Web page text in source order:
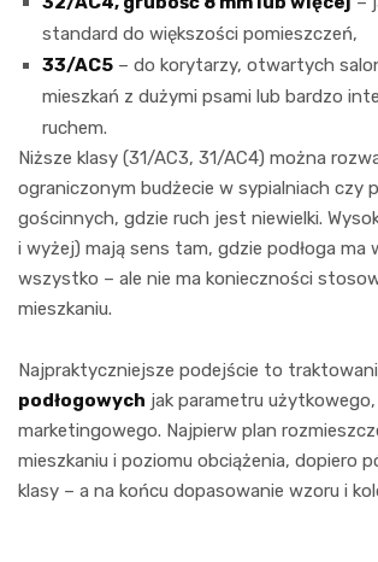
standard do większości pomieszczeń,
33/AC5 – do korytarzy, otwartych
mieszkań z dużymi psami lub bardzo
ruchem.
Niższe klasy (31/AC3, 31/AC4) można
ograniczonym budżecie w sypialniach czy
gościnnych, gdzie ruch jest niewielki.
i wyżej) mają sens tam, gdzie podłoga ma
wszystko – ale nie ma konieczności
mieszkaniu.
Najpraktyczniejsze podejście to
podłogowych jak parametru użytkowego,
marketingowego. Najpierw plan
mieszkaniu i poziomu obciążenia, dopiero
klasy – a na końcu dopasowanie wzoru i